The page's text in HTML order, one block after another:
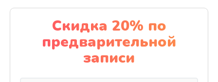
Заказать
Ремонт электроплаты
1320 руб.
Заказать
Скидка 20% по
предварительной
записи